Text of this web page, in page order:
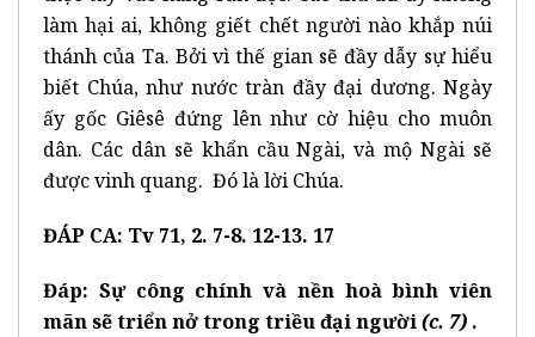
làm hại ai, không giết chết người nào khắp núi
thánh của Ta. Bởi vì thế gian sẽ đầy dẫy sự hiểu
biết Chúa, như nước tràn đầy đại dương. Ngày
ấy gốc Giêsê đứng lên như cờ hiệu cho muôn
dân. Các dân sẽ khẩn cầu Ngài, và mộ Ngài sẽ
được vinh quang. Đó là lời Chúa.
ĐÁP CA: Tv 71, 2. 7-8. 12-13. 17
Đáp: Sự công chính và nền hoà bình viên
mãn sẽ triển nở trong triều đại người(c. 7) .